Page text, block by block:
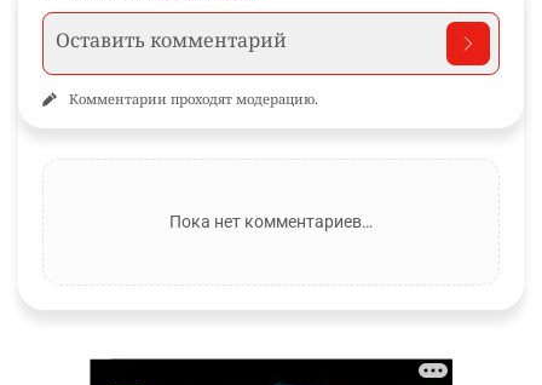
Комментарии проходят модерацию.
Пока нет комментариев…